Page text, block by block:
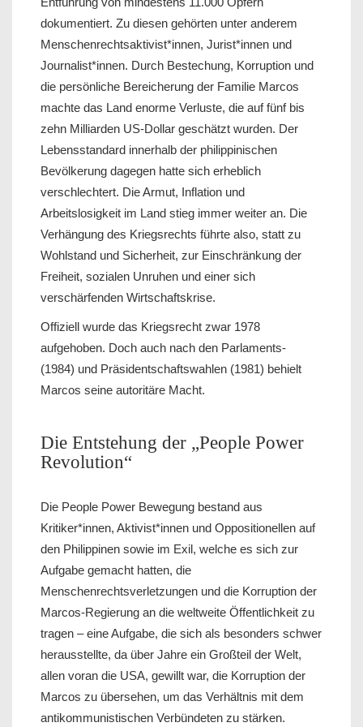
dokumentiert. Zu diesen gehörten unter anderem
Menschenrechtsaktivist*innen, Jurist*innen und
Journalist*innen. Durch Bestechung, Korruption und
die persönliche Bereicherung der Familie Marcos
machte das Land enorme Verluste, die auf fünf bis
zehn Milliarden US-Dollar geschätzt wurden. Der
Lebensstandard innerhalb der philippinischen
Bevölkerung dagegen hatte sich erheblich
verschlechtert. Die Armut, Inflation und
Arbeitslosigkeit im Land stieg immer weiter an. Die
Verhängung des Kriegsrechts führte also, statt zu
Wohlstand und Sicherheit, zur Einschränkung der
Freiheit, sozialen Unruhen und einer sich
verschärfenden Wirtschaftskrise.
Offiziell wurde das Kriegsrecht zwar 1978
aufgehoben. Doch auch nach den Parlaments-
(1984) und Präsidentschaftswahlen (1981) behielt
Marcos seine autoritäre Macht.
Die Entstehung der „People Power
Revolution“
Die People Power Bewegung bestand aus
Kritiker*innen, Aktivist*innen und Oppositionellen auf
den Philippinen sowie im Exil, welche es sich zur
Aufgabe gemacht hatten, die
Menschenrechtsverletzungen und die Korruption der
Marcos-Regierung an die weltweite Öffentlichkeit zu
tragen – eine Aufgabe, die sich als besonders schwer
herausstellte, da über Jahre ein Großteil der Welt,
allen voran die USA, gewillt war, die Korruption der
Marcos zu übersehen, um das Verhältnis mit dem
antikommunistischen Verbündeten zu stärken.